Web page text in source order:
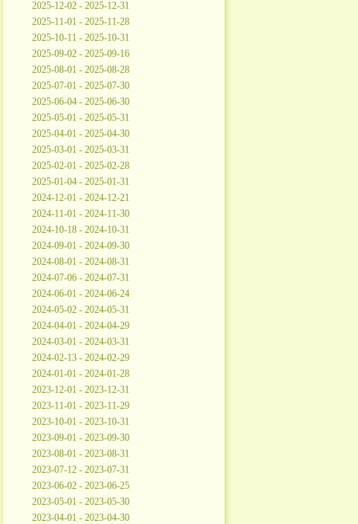
2025-12-02 - 2025-12-31
2025-11-01 - 2025-11-28
2025-10-11 - 2025-10-31
2025-09-02 - 2025-09-16
2025-08-01 - 2025-08-28
2025-07-01 - 2025-07-30
2025-06-04 - 2025-06-30
2025-05-01 - 2025-05-31
2025-04-01 - 2025-04-30
2025-03-01 - 2025-03-31
2025-02-01 - 2025-02-28
2025-01-04 - 2025-01-31
2024-12-01 - 2024-12-21
2024-11-01 - 2024-11-30
2024-10-18 - 2024-10-31
2024-09-01 - 2024-09-30
2024-08-01 - 2024-08-31
2024-07-06 - 2024-07-31
2024-06-01 - 2024-06-24
2024-05-02 - 2024-05-31
2024-04-01 - 2024-04-29
2024-03-01 - 2024-03-31
2024-02-13 - 2024-02-29
2024-01-01 - 2024-01-28
2023-12-01 - 2023-12-31
2023-11-01 - 2023-11-29
2023-10-01 - 2023-10-31
2023-09-01 - 2023-09-30
2023-08-01 - 2023-08-31
2023-07-12 - 2023-07-31
2023-06-02 - 2023-06-25
2023-05-01 - 2023-05-30
2023-04-01 - 2023-04-30